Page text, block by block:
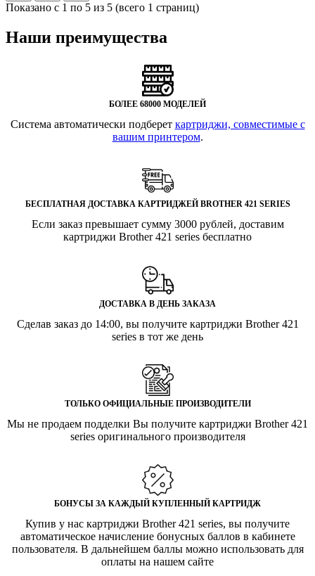
Показано с 1 по 5 из 5 (всего 1 страниц)
Наши преимущества
БОЛЕЕ 68000 МОДЕЛЕЙ
Система автоматически подберет картриджи, совместимые с
вашим принтером.
БЕСПЛАТНАЯ ДОСТАВКА КАРТРИДЖЕЙ BROTHER 421 SERIES
Если заказ превышает сумму 3000 рублей, доставим
картриджи Brother 421 series бесплатно
ДОСТАВКА В ДЕНЬ ЗАКАЗА
Сделав заказ до 14:00, вы получите картриджи Brother 421
series в тот же день
ТОЛЬКО ОФИЦИАЛЬНЫЕ ПРОИЗВОДИТЕЛИ
Мы не продаем подделки Вы получите картриджи Brother 421
series оригинального производителя
БОНУСЫ ЗА КАЖДЫЙ КУПЛЕННЫЙ КАРТРИДЖ
Купив у нас картриджи Brother 421 series, вы получите
автоматическое начисление бонусных баллов в кабинете
пользователя. В дальнейшем баллы можно использовать для
оплаты на нашем сайте